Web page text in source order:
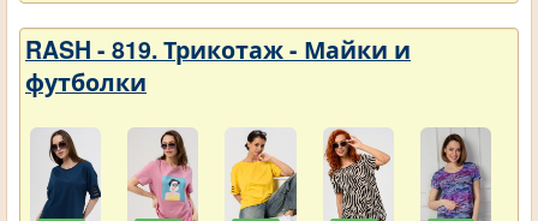
RASH - 819. Трикотаж - Майки и
футболки